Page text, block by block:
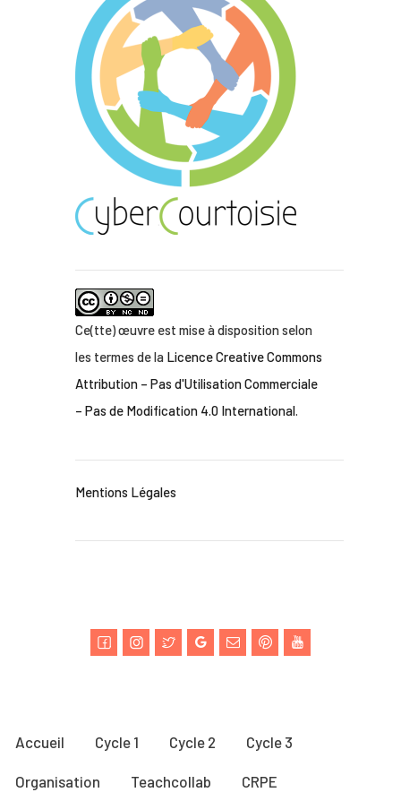
Ce(tte) œuvre est mise à disposition selon
les termes de la Licence Creative Commons
Attribution – Pas d'Utilisation Commerciale
– Pas de Modification 4.0 International.
Mentions Légales
Accueil Cycle 1 Cycle 2 Cycle 3
Organisation Teachcollab CRPE